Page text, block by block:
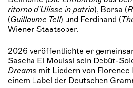
ritorno d’Ulisse in patria), Borsa (
(Guillaume Tell) und Ferdinand (
Wiener Staatsoper.
2026 veröffentlichte er
Sascha El Mouissi sein Debüt-
Dreams mit Liedern von Florence
einem Label der Deutschen